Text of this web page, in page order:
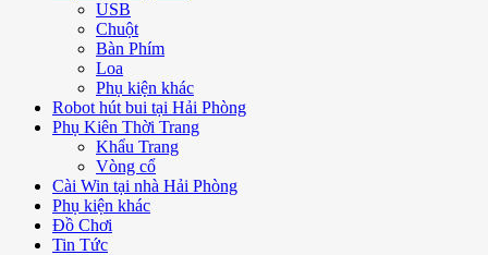
USB
Chuột
Bàn Phím
Loa
Phụ kiện khác
Robot hút bui tại Hải Phòng
Phụ Kiên Thời Trang
Khẩu Trang
Vòng cổ
Cài Win tại nhà Hải Phòng
Phụ kiện khác
Đồ Chơi
Tin Tức